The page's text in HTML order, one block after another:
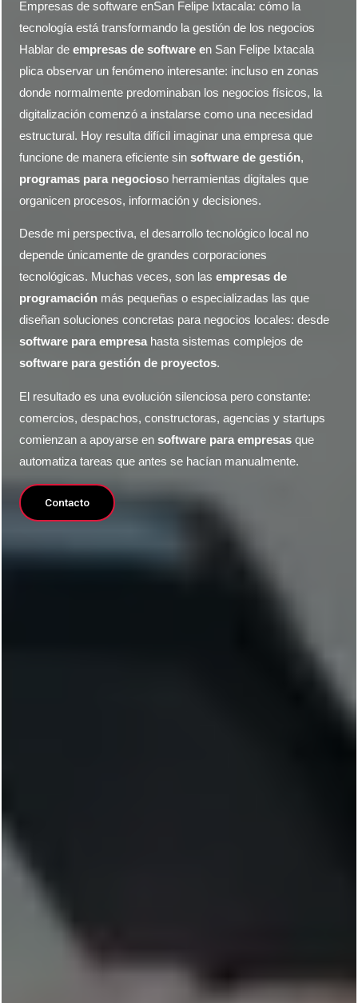
Empresas de software enSan Felipe Ixtacala: cómo la
tecnología está transformando la gestión de los negocios
Hablar deempresas de software en San Felipe Ixtacala
plica observar un fenómeno interesante: incluso en zonas
donde normalmente predominaban los negocios físicos, la
digitalización comenzó a instalarse como una necesidad
estructural. Hoy resulta difícil imaginar una empresa que
funcione de manera eficiente sinsoftware de gestión,
programas para negocioso herramientas digitales que
organicen procesos, información y decisiones.
Desde mi perspectiva, el desarrollo tecnológico local no
depende únicamente de grandes corporaciones
tecnológicas. Muchas veces, son lasempresas de
programación más pequeñas o especializadas las que
diseñan soluciones concretas para negocios locales: desde
software para empresa hasta sistemas complejos de
software para gestión de proyectos.
El resultado es una evolución silenciosa pero constante:
comercios, despachos, constructoras, agencias y startups
comienzan a apoyarse ensoftware para empresas que
automatiza tareas que antes se hacían manualmente.
Contacto